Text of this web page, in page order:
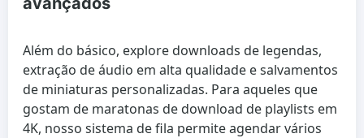
Além do básico, explore downloads de legendas,
extração de áudio em alta qualidade e salvamentos
de miniaturas personalizadas. Para aqueles que
gostam de maratonas de download de playlists em
4K, nosso sistema de fila permite agendar vários